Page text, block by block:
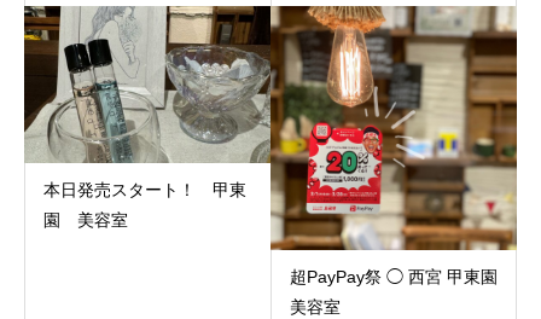
本日発売スタート！ 甲東
園 美容室
超PayPay祭 ◯ 西宮 甲東園
美容室